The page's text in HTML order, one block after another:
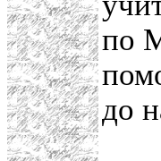
по
до